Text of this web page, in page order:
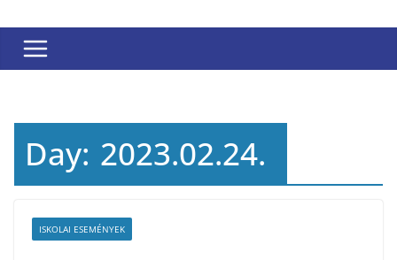
Day: 2023.02.24.
ISKOLAI ESEMÉNYEK